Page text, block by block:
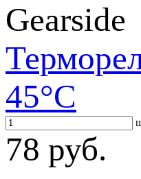
Gearside
45°С
78 руб.